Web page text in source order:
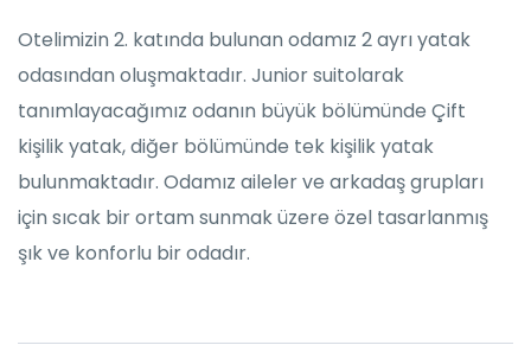
Otelimizin 2. katında bulunan odamız 2 ayrı yatak
odasından oluşmaktadır. Junior suitolarak
tanımlayacağımız odanın büyük bölümünde Çift
kişilik yatak, diğer bölümünde tek kişilik yatak
bulunmaktadır. Odamız aileler ve arkadaş grupları
için sıcak bir ortam sunmak üzere özel tasarlanmış
şık ve konforlu bir odadır.